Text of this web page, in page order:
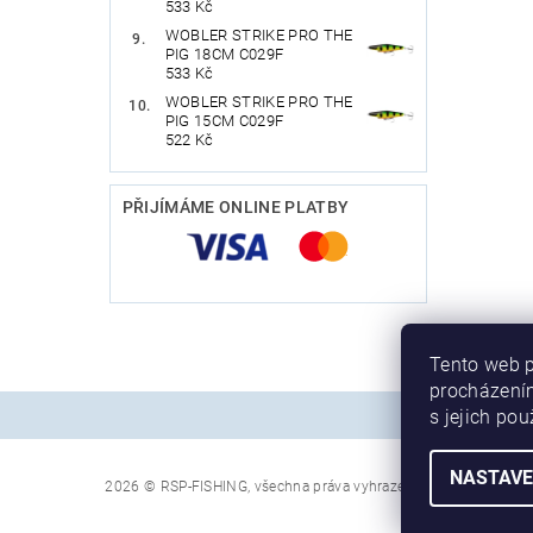
533 Kč
WOBLER STRIKE PRO THE
PIG 18CM C029F
533 Kč
WOBLER STRIKE PRO THE
PIG 15CM C029F
522 Kč
PŘIJÍMÁME ONLINE PLATBY
2026 © RSP-FISHING, všechna práva vyhrazena
Tento web
s jejich